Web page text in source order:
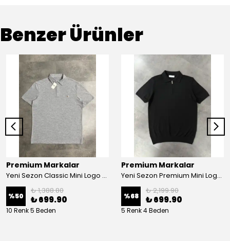
Benzer Ürünler
Premium Markalar
Yeni Sezon Classic Mini Logo Colourful Polo Yaka
%50
₺ 1,388.80
₺ 699.90
10 Renk 5 Beden
Premium Markalar
Yeni Sezon Premium Mini Logo Yarım Fermuarlı Triko Polo Yaka
%68
₺ 2,199.90
₺ 699.90
5 Renk 4 Beden